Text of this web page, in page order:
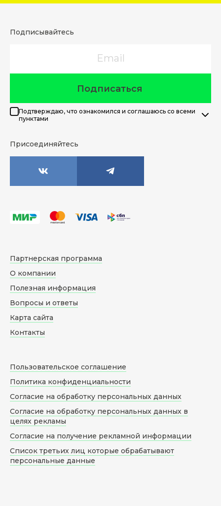
Подписывайтесь
Подписаться
Подтверждаю, что ознакомился и соглашаюсь со всеми
пунктами
Присоединяйтесь
Партнерская программа
О компании
Полезная информация
Вопросы и ответы
Карта сайта
Контакты
Пользовательское соглашение
Политика конфиденциальности
Согласие на обработку персональных данных
Согласие на обработку персональных данных в
целях рекламы
Согласие на получение рекламной информации
Список третьих лиц которые обрабатывают
персональные данные